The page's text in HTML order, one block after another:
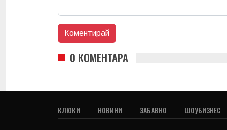
0 КОМЕНТАРА
КЛЮКИ НОВИНИ ЗАБАВНО ШОУБИЗНЕС